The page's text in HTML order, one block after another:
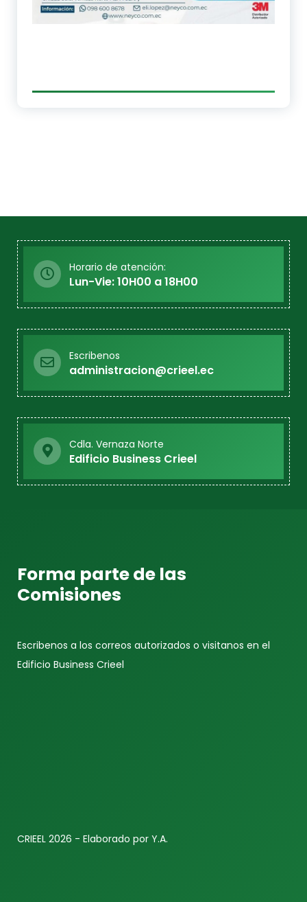
Horario de atención:
Lun-Vie: 10H00 a 18H00
Escribenos
administracion@crieel.ec
Cdla. Vernaza Norte
Edificio Business Crieel
Forma parte de las
Comisiones
Escribenos a los correos autorizados o visitanos en el
Edificio Business Crieel
CRIEEL 2026 - Elaborado por Y.A.